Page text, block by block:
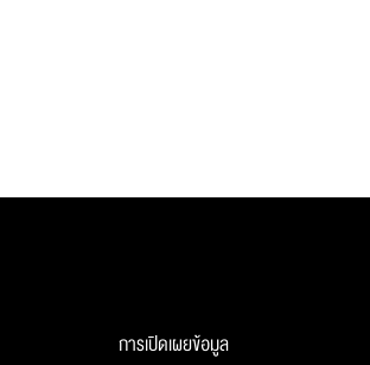
การเปิดเผยข้อมูล